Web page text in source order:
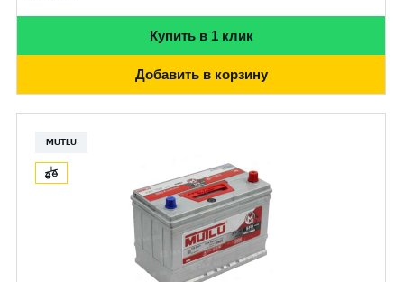
Купить в 1 клик
Добавить в корзину
MUTLU